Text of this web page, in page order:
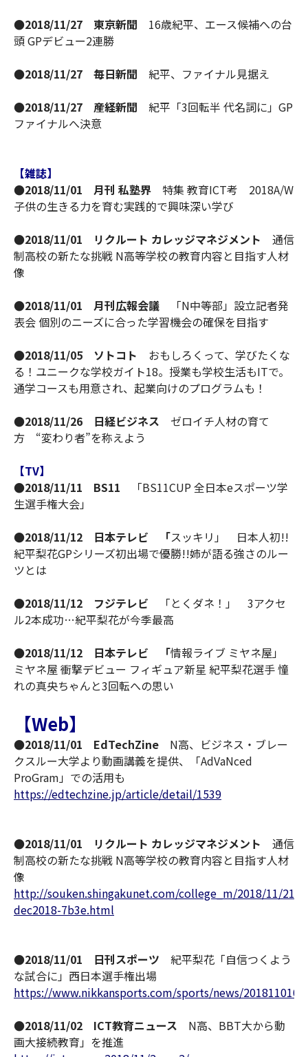
●2018/11/27 東京新聞 16歳紀平、エース候補への台
頭 GPデビュー2連勝
●2018/11/27 毎日新聞 紀平、ファイナル見据え
●2018/11/27 産経新聞 紀平「3回転半 代名詞に」GP
ファイナルへ決意
【雑誌】
●2018/11/01 月刊 私塾界 特集 教育ICT考 2018A/W
子供の生きる力を育む実践的で興味深い学び
●2018/11/01 リクルート カレッジマネジメント 通信
制高校の新たな挑戦 N高等学校の教育内容と目指す人材
像
●2018/11/01 月刊広報会議
「N中等部」設立記者発
表会 個別のニーズに合った学習機会の確保を目指す
●2018/11/05 ソトコト おもしろくって、学びたくな
る！ユニークな学校ガイト18。授業も学校生活もITで。
通学コースも用意され、起業向けのプログラムも！
●2018/11/26 日経ビジネス ゼロイチ人材の育て
方 “変わり者”を称えよう
【TV】
●2018/11/11 BS11
「BS11CUP 全日本eスポーツ学
生選手権大会」
●2018/11/12 日本テレビ 「スッキリ」 日本人初!!
紀平梨花GPシリーズ初出場で優勝!!姉が語る強さのルー
ツとは
●2018/11/12
フジテレビ
「とくダネ！」 3アクセ
ル2本成功…紀平梨花が今季最高
●2018/11/12 日本テレビ 「情報ライブ ミヤネ屋」
ミヤネ屋 衝撃デビュー フィギュア新星 紀平梨花選手 憧
れの真央ちゃんと3回転への思い
【Web】
●2018/11/01 EdTechZine N高、ビジネス・ブレー
クスルー大学より動画講義を提供、「AdVaNced
ProGram」での活用も
https://edtechzine.jp/article/detail/1539
●2018/11/01 リクルート カレッジマネジメント 通信
制高校の新たな挑戦 N高等学校の教育内容と目指す人材
像
http://souken.shingakunet.com/college_m/2018/11/
dec2018-7b3e.html
●2018/11/01 日刊スポーツ 紀平梨花「自信つくよう
な試合に」西日本選手権出場
https://www.nikkansports.com/sports/news/
●2018/11/02 ICT教育ニュース N高、BBT大から動
画大接続教育」を推進